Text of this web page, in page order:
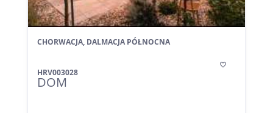
CHORWACJA, DALMACJA PÓŁNOCNA
HRV003028
DOM
